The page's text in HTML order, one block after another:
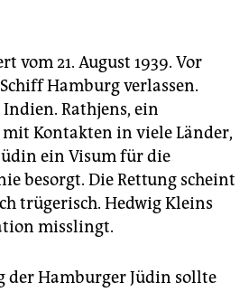
vom 21. August 1939. Vor
Hamburg verlassen.
Rathjens, ein
Kontakten in viele Länder,
ein Visum für die
besorgt. Die Rettung scheint
trügerisch. Hedwig Kleins
misslingt.
der Hamburger Jüdin sollte